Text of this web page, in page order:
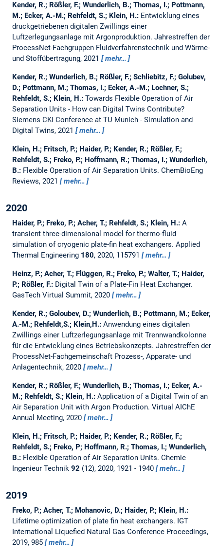
Kender, R.; Rößler, F.; Wunderlich, B.; Thomas, I.; Pottmann,
M.; Ecker, A.-M.; Rehfeldt, S.; Klein, H.: Entwicklung eines
druckgetriebenen digitalen Zwillings einer
Luftzerlegungsanlage mit Argonproduktion. Jahrestreffen der
ProcessNet-Fachgruppen Fluidverfahrenstechnik und Wärme-
und Stoffübertragung, 2021
mehr…
Kender, R.; Wunderlich, B.; Rößler, F.; Schliebitz, F.; Golubev,
D.; Pottmann, M.; Thomas, I.; Ecker, A.-M.; Lochner, S.;
Rehfeldt, S.; Klein, H.: Towards Flexible Operation of Air
Separation Units - How can Digital Twins Contribute?
Siemens CKI Conference at TU Munich - Simulation and
Digital Twins, 2021
mehr…
Klein, H.; Fritsch, P.; Haider, P.; Kender, R.; Rößler, F.;
Rehfeldt, S.; Freko, P.; Hoffmann, R.; Thomas, I.; Wunderlich,
B.: Flexible Operation of Air Separation Units. ChemBioEng
Reviews, 2021
mehr…
2020
Haider, P.; Freko, P.; Acher, T.; Rehfeldt, S.; Klein, H.: A
transient three-dimensional model for thermo-fluid
simulation of cryogenic plate-fin heat exchangers. Applied
Thermal Engineering 180, 2020, 115791 mehr…
Heinz, P.; Acher, T.; Flüggen, R.; Freko, P.; Walter, T.; Haider,
P.; Rößler, F.: Digital Twin of a Plate-Fin Heat Exchanger.
GasTech Virtual Summit, 2020
mehr…
Kender, R.; Goloubev, D.; Wunderlich, B.; Pottmann, M.; Ecker,
A.-M.; Rehfeldt,S.; Klein,H.: Anwendung eines digitalen
Zwillings einer Luftzerlegungsanlage mit Trennwandkolonne
für die Entwicklung eines Betriebskonzepts. Jahrestreffen der
ProcessNet-Fachgemeinschaft Prozess-, Apparate- und
Anlagentechnik, 2020
mehr…
Kender, R.; Rößler, F.; Wunderlich, B.; Thomas, I.; Ecker, A.-
M.; Rehfeldt, S.; Klein, H.: Application of a Digital Twin of an
Air Separation Unit with Argon Production. Virtual AIChE
Annual Meeting, 2020
mehr…
Klein, H.; Fritsch, P.; Haider, P.; Kender, R.; Rößler, F.;
Rehfeldt, S.; Freko, P; Hoffmann, R.; Thomas, I.; Wunderlich,
B.: Flexible Operation of Air Separation Units. Chemie
Ingenieur Technik 92 (12), 2020, 1921 - 1940 mehr…
2019
Freko, P.; Acher, T.; Mohanovic, D.; Haider, P.; Klein, H.:
Lifetime optimization of plate fin heat exchangers. IGT
International Liquefied Natural Gas Conference Proceedings,
2019, 985
mehr…